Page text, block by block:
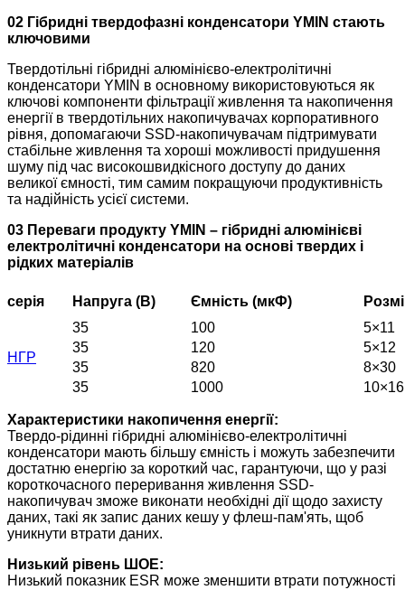
02 Гібридні твердофазні конденсатори YMIN стають
ключовими
Твердотільні гібридні алюмінієво-електролітичні
конденсатори YMIN в основному використовуються як
ключові компоненти фільтрації живлення та накопичення
енергії в твердотільних накопичувачах корпоративного
рівня, допомагаючи SSD-накопичувачам підтримувати
стабільне живлення та хороші можливості придушення
шуму під час високошвидкісного доступу до даних
великої ємності, тим самим покращуючи продуктивність
та надійність усієї системи.
03 Переваги продукту YMIN – гібридні алюмінієві
електролітичні конденсатори на основі твердих і
рідких матеріалів
серія Напруга (В) Ємність (мкФ)
НГР
35 100
5×11
35
120
5×12
35
820
8×30
35
1000 10×16
Характеристики накопичення енергії:
Твердо-рідинні гібридні алюмінієво-електролітичні
конденсатори мають більшу ємність і можуть забезпечити
достатню енергію за короткий час, гарантуючи, що у разі
короткочасного переривання живлення SSD-
накопичувач зможе виконати необхідні дії щодо захисту
даних, такі як запис даних кешу у флеш-пам'ять, щоб
уникнути втрати даних.
Низький рівень ШОЕ:
Низький показник ESR може зменшити втрати потужності